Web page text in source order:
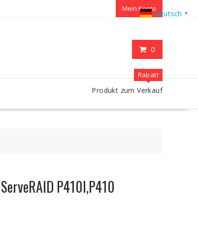
Mein Konto
0
Rabatt
Produkt zum Verkauf
P410I,P410
Deutsch ▼